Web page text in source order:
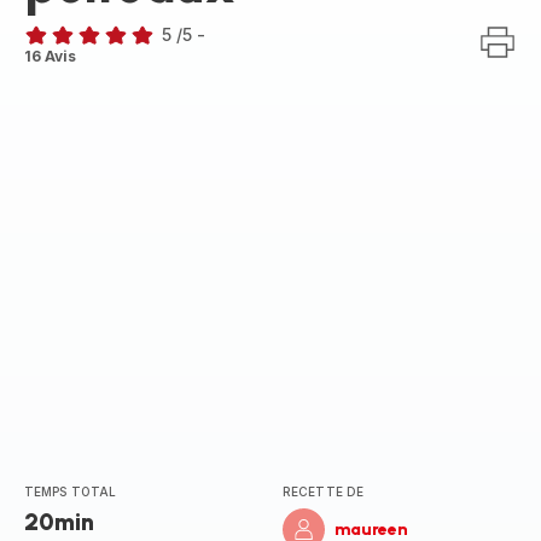
Avis
5 /5 -
16 Avis
TEMPS TOTAL
20min
RECETTE DE
maureen